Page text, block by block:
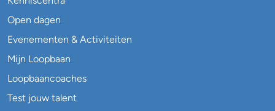
Open dagen
Evenementen & Activiteiten
Mijn Loopbaan
Loopbaancoaches
Test jouw talent